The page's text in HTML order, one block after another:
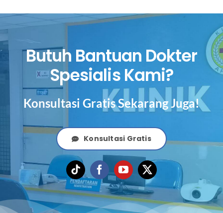
Butuh Bantuan Dokter
Spesialis Kami?
Konsultasi Gratis Sekarang Juga!
Konsultasi Gratis